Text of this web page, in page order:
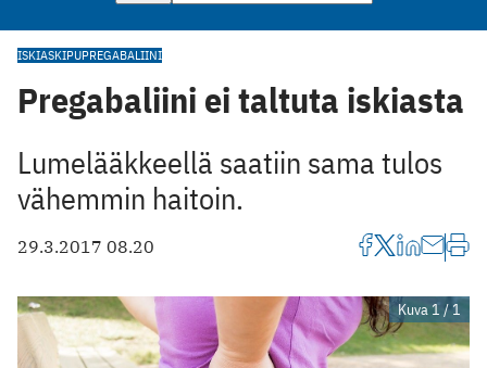
ISKIASKIPUPREGABALIINI
Pregabaliini ei taltuta iskiasta
Lumelääkkeellä saatiin sama tulos
vähemmin haitoin.
29.3.2017 08.20
Kuva 1 / 1